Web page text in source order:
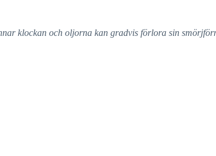
klockan och oljorna kan gradvis förlora sin